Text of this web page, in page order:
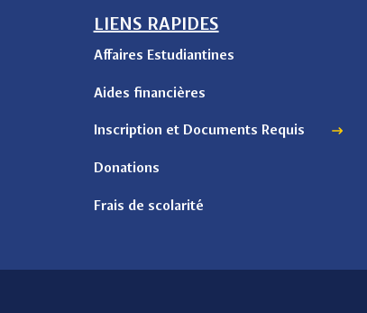
LIENS RAPIDES
Affaires Estudiantines
Aides financières
Inscription et Documents Requis
Donations
Frais de scolarité